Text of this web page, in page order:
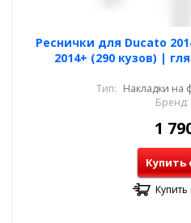
Реснички для Ducato
2014+ (290 кузов) |
Тип: Накладки на
Бренд:
1
Купить
Купить